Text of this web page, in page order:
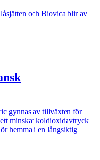
och Biovica blir av
gynnas av tillväxten för
minskat koldioxidavtryck
hemma i en långsiktig